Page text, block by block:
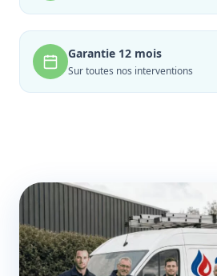
Garantie 12 mois
Sur toutes nos interventions